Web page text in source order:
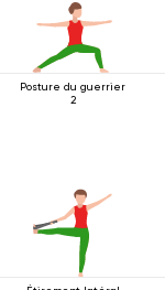
Posture du guerrier
2